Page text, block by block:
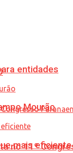
no 11º
entidades
Mourão
mais eficiente